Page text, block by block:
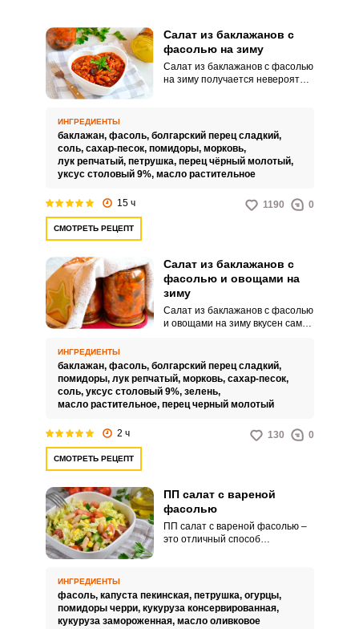
насыщает организм и заменяет
животные белки.
Салат из баклажанов с
фасолью на зиму
Салат из баклажанов с фасолью
на зиму получается невероятно
готовится достаточно просто
при использовании доступных
ингредиентов.
ИНГРЕДИЕНТЫ
баклажан, фасоль, болгарский перец сладкий,
соль, сахар-песок, помидоры, морковь,
лук репчатый, петрушка, перец чёрный молотый,
уксус столовый 9%, масло растительное
15 ч 1190 0
СМОТРЕТЬ РЕЦЕПТ
Салат из баклажанов с
фасолью и овощами на
зиму
Салат из баклажанов с фасолью
и овощами на зиму вкусен сам
варианте фасоль заранее
замачиваем.
ИНГРЕДИЕНТЫ
баклажан, фасоль, болгарский перец сладкий,
помидоры, лук репчатый, морковь, сахар-песок,
соль, уксус столовый 9%, зелень,
масло растительное, перец черный молотый
2 ч 130 0
СМОТРЕТЬ РЕЦЕПТ
ПП салат с вареной
фасолью
ПП салат с вареной фасолью –
это отличный способ
экспериментировать с
различными ингредиентами и
заправками, подстраивая блюдо
ИНГРЕДИЕНТЫ
фасоль, капуста пекинская, петрушка, огурцы,
помидоры черри, кукуруза консервированная,
кукуруза замороженная, масло оливковое